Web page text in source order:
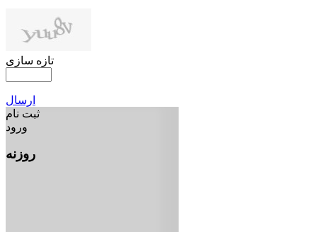
تازه سازی
ارسال
ثبت نام
ورود
روزنه